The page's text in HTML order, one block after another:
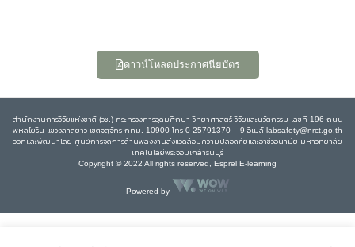
ดาวน์โหลดประกาศนียบัตร
สำนักงานการวิจัยแห่งชาติ (วช.) กระทรวงการอุดมศึกษา วิทยาศาสตร์ วิจัยและนวัตกรรม เลขที่ 196 ถนน
พหลโยธิน แขวงลาดยาว เขตจตุจักร กทม. 10900 โทร 0 25791370 – 9 อีเมล์ labsafety@nrct.go.th
ออกและพัฒนาโดย ศูนย์การจัดการด้านพลังงานสิ่งแวดล้อมความปลอดภัยและอาชีวอนามัย มหาวิทยาลัย
เทคโนโลยีพระจอมเกล้าธนบุรี
Copyright © 2022 All rights reserved, Esprel E-learning
Powered by